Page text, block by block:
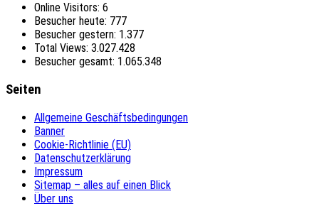
Online Visitors: 6
Besucher heute: 777
Besucher gestern: 1.377
Total Views: 3.027.428
Besucher gesamt: 1.065.348
Seiten
Allgemeine Geschäftsbedingungen
Banner
Cookie-Richtlinie (EU)
Datenschutzerklärung
Impressum
Sitemap – alles auf einen Blick
Über uns